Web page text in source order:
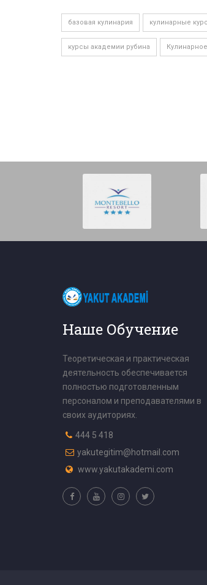
базовая кулинария кулинарные
курсы академии рубина
Наше Обучение
Теоретическая и практическая
деятельность обеспечивается
полностью подготовленным
персоналом и преподавателями в
своих аудиториях.
444 5 418
yakutegitim@hotmail.com
www.yakutakademi.com